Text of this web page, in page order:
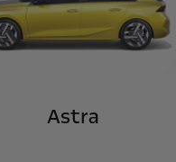
Astra